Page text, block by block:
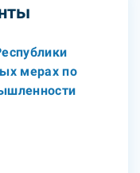
мерах по